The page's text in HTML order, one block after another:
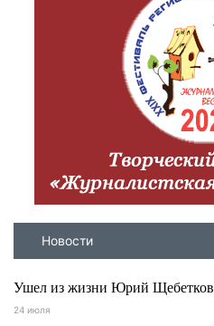
Новости
Ушел из жизни Юрий Щебетков
24 июля